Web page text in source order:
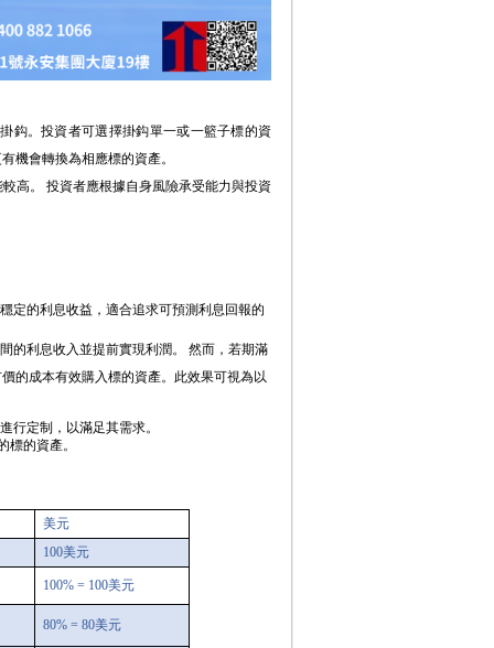
掛鈎。投資者可選擇掛鈎單一或一籃子標的資
機會轉換為相應標的資產。
高。 投資者應根據自身風險承受能力與投資
定的利息收益，適合追求可預測利息回報的
的利息收入並提前實現利潤。 然而，若期滿
的成本有效購入標的資產。此效果可視為以
行定制，以滿足其需求。
標的資產。
美元
100美元
100% = 100美元
80% = 80美元